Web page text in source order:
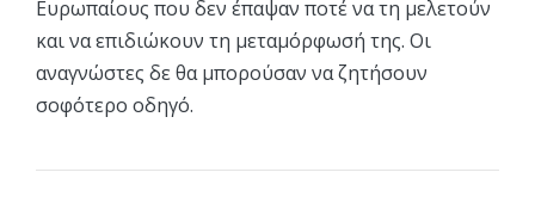
Ευρωπαίους που δεν έπαψαν ποτέ να τη μελετούν
και να επιδιώκουν τη μεταμόρφωσή της. Οι
αναγνώστες δε θα μπορούσαν να ζητήσουν
σοφότερο οδηγό.